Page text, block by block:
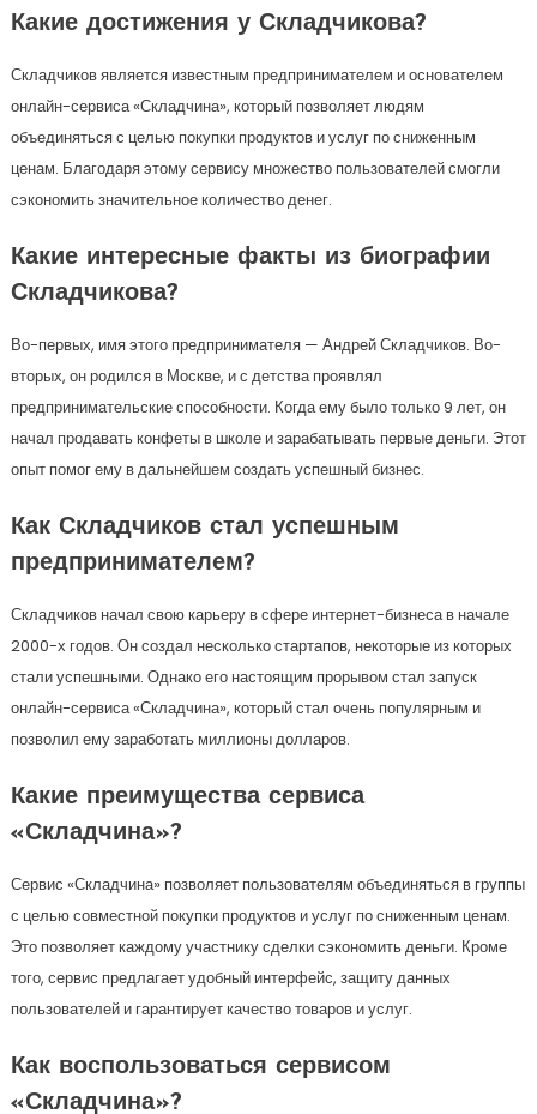
Какие достижения у Складчикова?
Складчиков является известным предпринимателем и основателем
онлайн-сервиса «Складчина», который позволяет людям
объединяться с целью покупки продуктов и услуг по сниженным
ценам. Благодаря этому сервису множество пользователей смогли
сэкономить значительное количество денег.
Какие интересные факты из биографии
Складчикова?
Во-первых, имя этого предпринимателя — Андрей Складчиков. Во-
вторых, он родился в Москве, и с детства проявлял
предпринимательские способности. Когда ему было только 9 лет, он
начал продавать конфеты в школе и зарабатывать первые деньги. Этот
опыт помог ему в дальнейшем создать успешный бизнес.
Как Складчиков стал успешным
предпринимателем?
Складчиков начал свою карьеру в сфере интернет-бизнеса в начале
2000-х годов. Он создал несколько стартапов, некоторые из которых
стали успешными. Однако его настоящим прорывом стал запуск
онлайн-сервиса «Складчина», который стал очень популярным и
позволил ему заработать миллионы долларов.
Какие преимущества сервиса
«Складчина»?
Сервис «Складчина» позволяет пользователям объединяться в группы
с целью совместной покупки продуктов и услуг по сниженным ценам.
Это позволяет каждому участнику сделки сэкономить деньги. Кроме
того, сервис предлагает удобный интерфейс, защиту данных
пользователей и гарантирует качество товаров и услуг.
Как воспользоваться сервисом
«Складчина»?